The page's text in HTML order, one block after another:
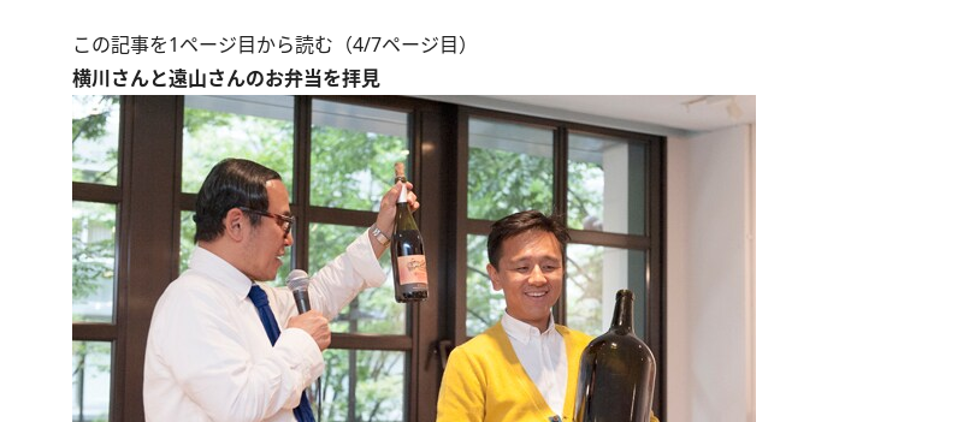
この記事を1ページ目から読む（4/7ページ目）
横川さんと遠山さんのお弁当を拝見